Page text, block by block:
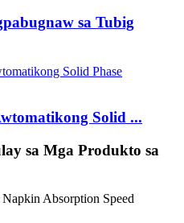
sa Tubig
Solid ...
sa Mga Produkto sa